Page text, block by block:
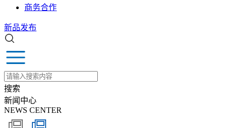
商务合作
新品发布
搜索
新闻中心
NEWS CENTER